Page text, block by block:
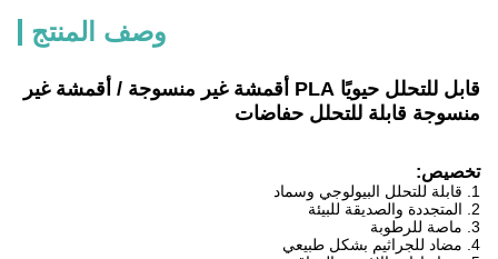
وصف المنتج
قابل للتحلل حيويًا PLA أقمشة غير منسوجة / أقمشة غير
منسوجة قابلة للتحلل حفاضات
تخصيص:
1. قابلة للتحلل البيولوجي وسماد
2. المتجددة والصديقة للبيئة
3. ماصة للرطوبة
4. مضاد للجراثيم بشكل طبيعي